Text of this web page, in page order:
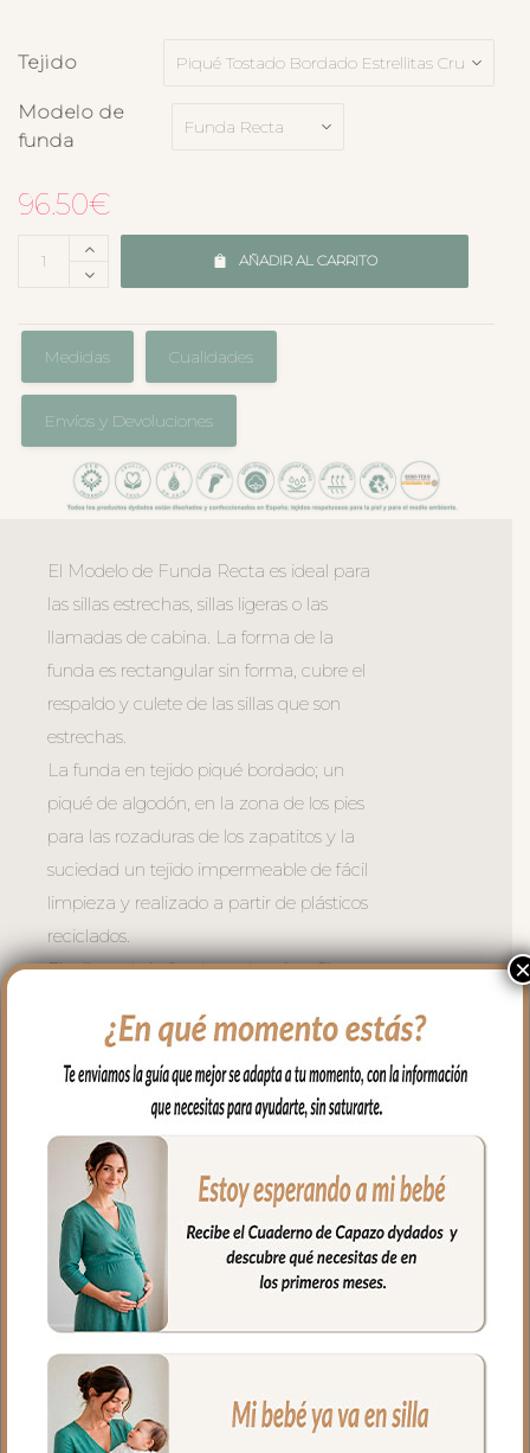
Tejido
Modelo de
funda
96.50€
AÑADIR AL CARRITO
Medidas Cualidades
Envíos y Devoluciones
El Modelo de Funda Recta es ideal para
las sillas estrechas, sillas ligeras o las
llamadas de cabina. La forma de la
funda es rectangular sin forma, cubre el
respaldo y culete de las sillas que son
estrechas.
La funda en tejido piqué bordado; un
piqué de algodón, en la zona de los pies
para las rozaduras de los zapatitos y la
suciedad un tejido impermeable de fácil
limpieza y realizado a partir de plásticos
reciclados.
El relleno de la funda es de micro fibra
muy buena transpirabilidad. Por el revés
un tejido rejilla 3D para una mejor
Para sujetar la funda en la silla tenemos
las cintas y las gomitas para sujetar en la
parte de arriba del respaldo. Cuenta con
el sistema de sujeción S_PLUS para
conseguir que a la funda quede mejor
sujeta al respaldo. Son unas cintas que
pasas por las aberturas de los arneses en
el respaldo hasta pasar a la parte
posterior y se abrochan entre ellas.
Las aberturas verticales en el respaldo y
×